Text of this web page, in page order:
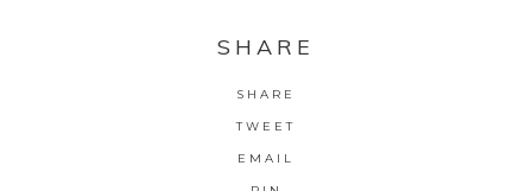
SHARE
SHARE
TWEET
EMAIL